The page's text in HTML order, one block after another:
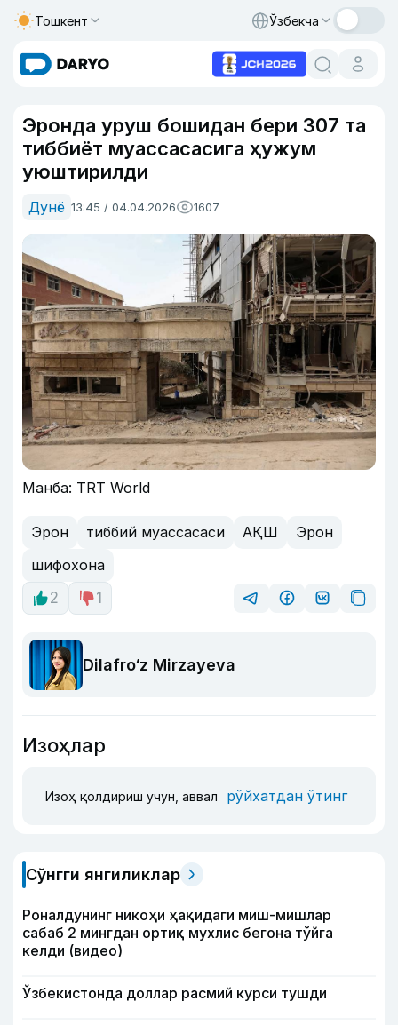
Тошкент Ўзбекча
Эронда уруш бошидан бери 307 та
тиббиёт муассасасига ҳужум
уюштирилди
Дунё 13:45 / 04.04.2026 1607
Манба: TRT World
Эрон тиббий муассасаси АҚШ
Эрон
шифохона
2
1
Dilafro‘z Mirzayeva
Изоҳлар
Изоҳ қолдириш учун, аввал рўйхатдан ўтинг
Сўнгги янгиликлар
Роналдунинг никоҳи ҳақидаги миш-мишлар
сабаб 2 мингдан ортиқ мухлис бегона тўйга
келди (видео)
Ўзбекистонда доллар расмий курси тушди